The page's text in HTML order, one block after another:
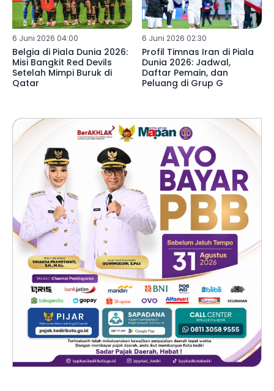
6 Juni 2026 04:00
Belgia di Piala Dunia 2026:
Misi Bangkit Red Devils
Setelah Mimpi Buruk di
Qatar
6 Juni 2026 02:30
Profil Timnas Iran di Piala
Dunia 2026: Jadwal,
Daftar Pemain, dan
Peluang di Grup G